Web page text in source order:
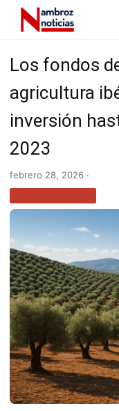
Los fondos
agricultura
inversión
2023
febrero 28, 2026 ·